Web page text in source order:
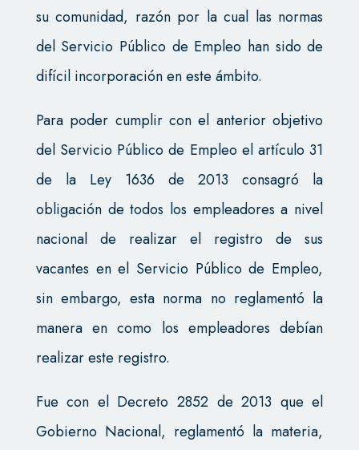
su comunidad, razón por la cual las normas
del Servicio Público de Empleo han sido de
difícil incorporación en este ámbito.
Para poder cumplir con el anterior objetivo
del Servicio Público de Empleo el artículo 31
de la Ley 1636 de 2013 consagró la
obligación de todos los empleadores a nivel
nacional de realizar el registro de sus
vacantes en el Servicio Público de Empleo,
sin embargo, esta norma no reglamentó la
manera en como los empleadores debían
realizar este registro.
Fue con el Decreto 2852 de 2013 que el
Gobierno Nacional, reglamentó la materia,